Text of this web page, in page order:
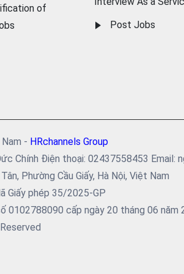
of
Post Jobs
- HRchannels Group
Chính Điện thoại: 02437558453 Email:
Phường Cầu Giấy, Hà Nội, Việt Nam
Giấy phép 35/2025-GP
0102788090 cấp ngày 20 tháng 06